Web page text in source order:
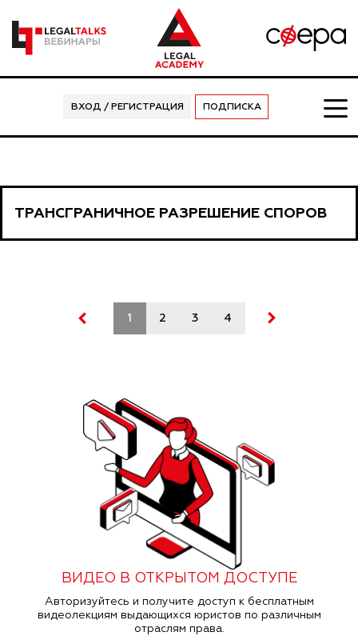
ВХОД / РЕГИСТРАЦИЯ ПОДПИСКА
ТРАНСГРАНИЧНОЕ РАЗРЕШЕНИЕ СПОРОВ
1 2 3 4
ВИДЕО В ОТКРЫТОМ ДОСТУПЕ
Авторизуйтесь и получите доступ к бесплатным
видеолекциям выдающихся юристов по различным
отраслям права.